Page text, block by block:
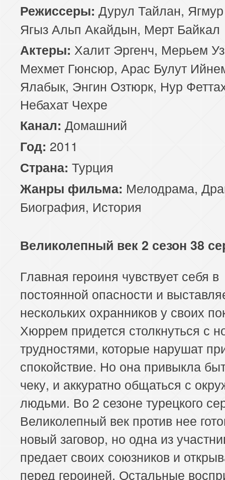
Режиссеры: Дурул Тайлан,
Ягыз Альп Акайдын, Мерт Байкал
Актеры: Халит Эргенч, Мерьем
Мехмет Гюнсюр, Арас Булут
Ялабык, Энгин Озтюрк, Нур
Небахат Чехре
Канал: Домашний
Год: 2011
Страна: Турция
Жанры фильма: Мелодрама,
Биография, История
Великолепный век 2 сезон 38
Главная героиня чувствует себя в
постоянной опасности и
нескольких охранников у своих
Хюррем придется столкнуться с
трудностями, которые нарушат
спокойствие. Но она привыкла
чеку, и аккуратно общаться с
людьми. Во 2 сезоне турецкого
Великолепный век против нее
новый заговор, но одна из
предает своих союзников и
перед героиней. Остальные